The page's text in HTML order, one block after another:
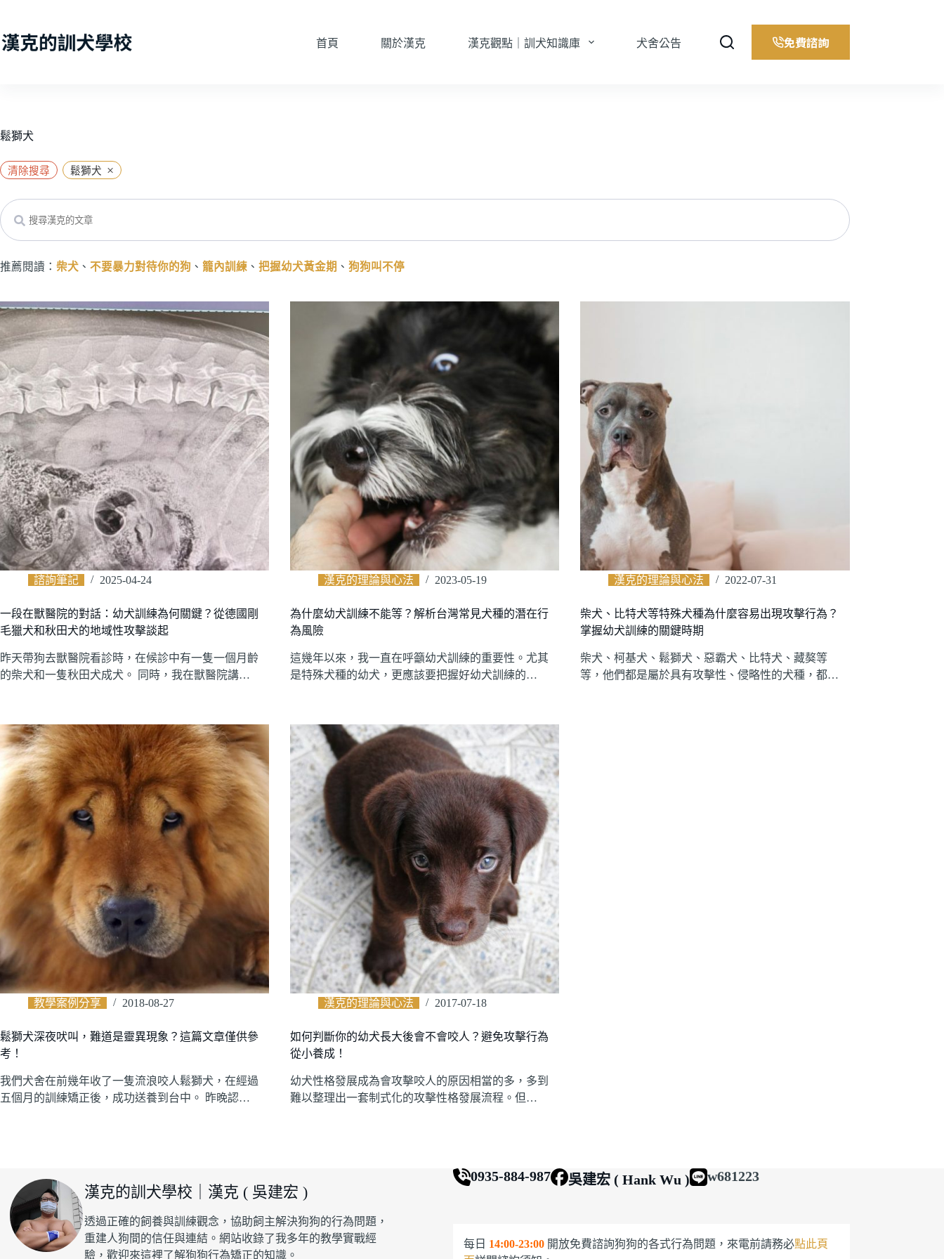
主
首頁 關於漢克 漢克觀點｜訓犬知識庫 犬舍公告 免費諮詢
鬆獅犬
清除搜尋 鬆獅犬 ×
Search
推薦閱讀： 柴犬 、 不要暴力對待你的狗 、 籠內訓練 、 把握幼犬黃金期 、 狗狗叫不停
諮詢筆記 2025-04-24
一段在獸醫院的對話：幼犬訓練為何關鍵？從德國剛
毛獵犬和秋田犬的地域性攻擊談起
昨天帶狗去獸醫院看診時，在候診中有一隻一個月齡
的柴犬和一隻秋田犬成犬。 同時，我在獸醫院講…
漢克的理論與心法 2023-05-19
為什麼幼犬訓練不能等？解析台灣常見犬種的潛在行
為風險
這幾年以來，我一直在呼籲幼犬訓練的重要性。尤其
是特殊犬種的幼犬，更應該要把握好幼犬訓練的…
漢克的理論與心法 2022-07-31
柴犬、比特犬等特殊犬種為什麼容易出現攻擊行為？
掌握幼犬訓練的關鍵時期
柴犬、柯基犬、鬆獅犬、惡霸犬、比特犬、藏獒等
等，他們都是屬於具有攻擊性、侵略性的犬種，都…
教學案例分享 2018-08-27
鬆獅犬深夜吠叫，難道是靈異現象？這篇文章僅供參
考！
我們犬舍在前幾年收了一隻流浪咬人鬆獅犬，在經過
五個月的訓練矯正後，成功送養到台中。 昨晚認…
漢克的理論與心法 2017-07-18
如何判斷你的幼犬長大後會不會咬人？避免攻擊行為
從小養成！
幼犬性格發展成為會攻擊咬人的原因相當的多，多到
難以整理出一套制式化的攻擊性格發展流程。但…
漢克的訓犬學校｜漢克 ( 吳建宏 )
透過正確的飼養與訓練觀念，協助飼主解決狗狗的行為問題，
重建人狗間的信任與連結。網站收錄了我多年的教學實戰經
驗，歡迎來這裡了解狗狗行為矯正的知識。
0935-884-987 吳建宏 ( Hank Wu ) w681223
每日 14:00-23:00開放免費諮詢狗狗的各式行為問題，來電前請務必點此頁